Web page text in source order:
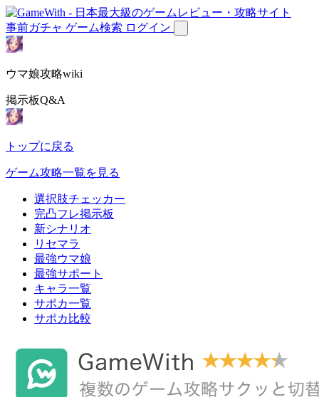
事前ガチャ ゲーム検索 ログイン
ウマ娘攻略wiki
掲示板Q&A
トップに戻る
ゲーム攻略一覧を見る
選択肢チェッカー
完凸フレ掲示板
新シナリオ
リセマラ
最強ウマ娘
最強サポート
キャラ一覧
サポカ一覧
サポカ比較